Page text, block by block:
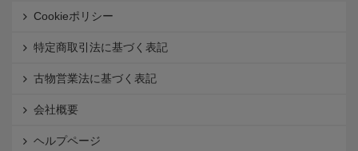
Cookieポリシー
特定商取引法に基づく表記
古物営業法に基づく表記
会社概要
ヘルプページ